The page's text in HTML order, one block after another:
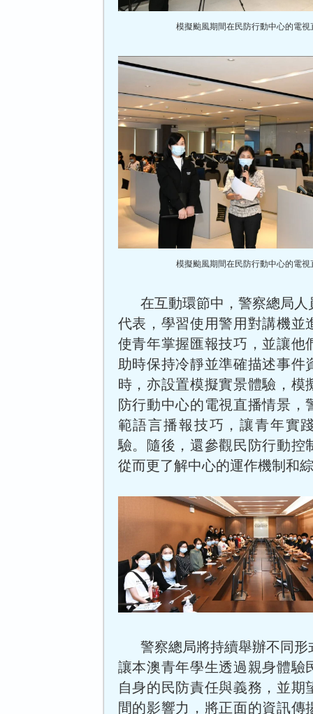
模擬颱風期間在民防行動中心的電
模擬颱風期間在民防行動中心的電
在互動環節中，警察總局
代表，學習使用警用對講機並
使青年掌握匯報技巧，並讓他
助時保持冷靜並準確描述事件
時，亦設置模擬實景體驗，模
防行動中心的電視直播情景，
範語言播報技巧，讓青年實
驗。隨後，還參觀民防行動控
從而更了解中心的運作機制和
警察總局將持續舉辦不同
讓本澳青年學生透過親身體驗
自身的民防責任與義務，並期
間的影響力，將正面的資訊傳